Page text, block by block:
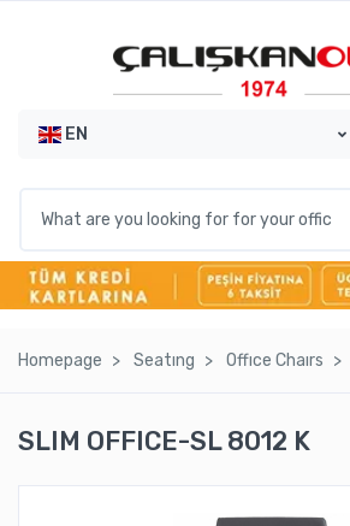
EN
Homepage Seatıng Offıce Chaırs
SLIM OFFICE-SL 8012 K